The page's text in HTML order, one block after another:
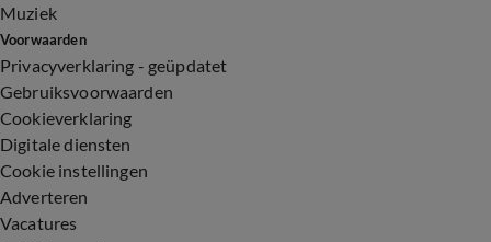
Muziek
Voorwaarden
Privacyverklaring - geüpdatet
Gebruiksvoorwaarden
Cookieverklaring
Digitale diensten
Cookie instellingen
Adverteren
Vacatures